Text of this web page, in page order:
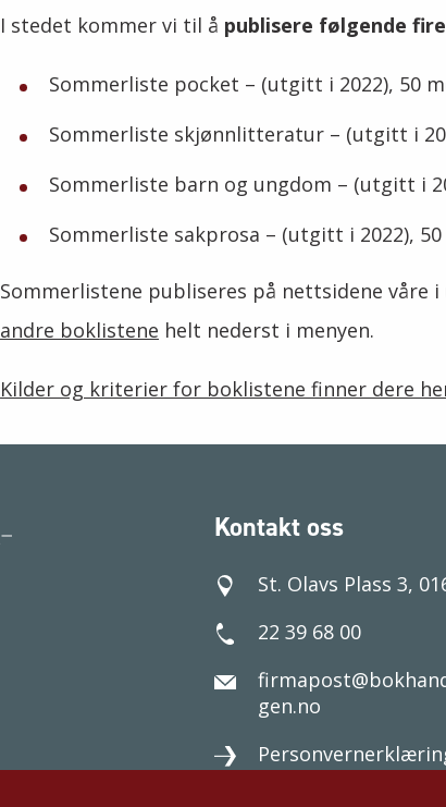
I stedet kommer vi til å publisere følgende
Sommerliste pocket – (utgitt i 2022), 50
Sommerliste skjønnlitteratur – (utgitt i
Sommerliste barn og ungdom – (utgitt i
Sommerliste sakprosa – (utgitt i 2022),
Sommerlistene publiseres på nettsidene våre
andre boklistene helt nederst i menyen.
Kilder og kriterier for boklistene finner dere
Kontakt oss
St. Olavs Plass 3,
22 39 68 00
gen.no